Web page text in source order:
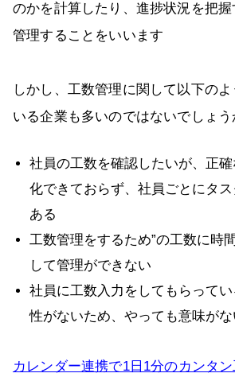
のかを計算したり、進捗状況を把
管理することをいいます
しかし、工数管理に関して以下の
いる企業も多いのではないでしょう
社員の工数を確認したいが、正
化できておらず、社員ごとにタ
ある
工数管理をするため”の工数に時
して管理ができない
社員に工数入力をしてもらって
性がないため、やっても意味がな
カレンダー連携で1日1分のカンタ